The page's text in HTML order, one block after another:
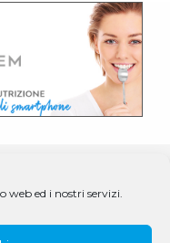
web ed i nostri servizi.